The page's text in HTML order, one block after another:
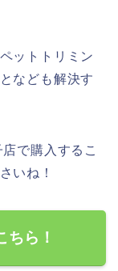
ットトリミン
なども解決す
で購入するこ
いね！
ちら！